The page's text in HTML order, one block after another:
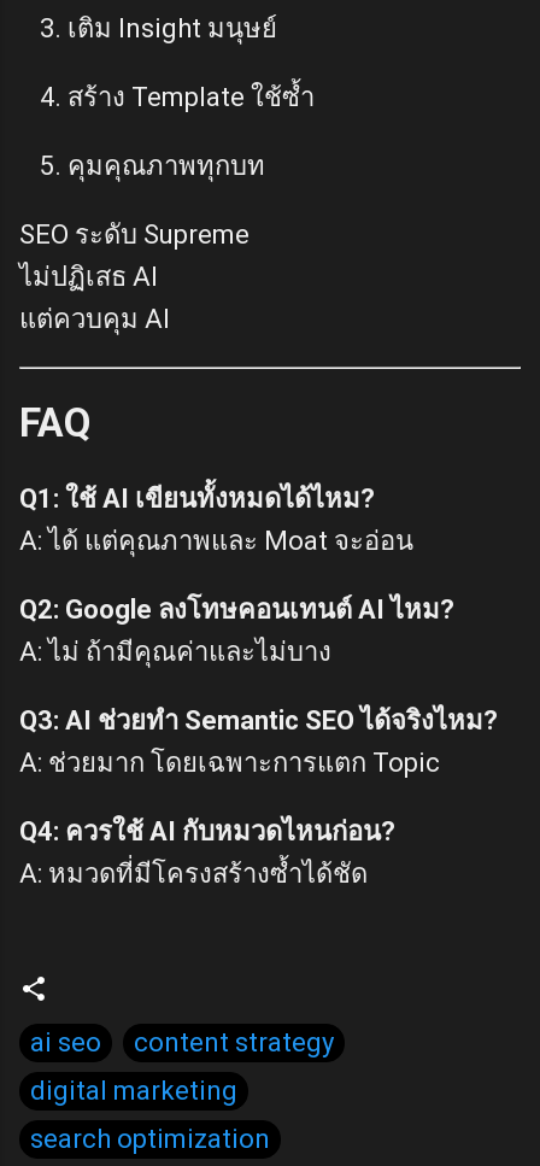
เติม Insight มนุษย์
สร้าง Template ใช้ซ้ำ
คุมคุณภาพทุกบท
SEO ระดับ Supreme
ไม่ปฏิเสธ AI
แต่ควบคุม AI
FAQ
Q1: ใช้ AI เขียนทั้งหมดได้ไหม?
A: ได้ แต่คุณภาพและ Moat จะอ่อน
Q2: Google ลงโทษคอนเทนต์ AI ไหม?
A: ไม่ ถ้ามีคุณค่าและไม่บาง
Q3: AI ช่วยทำ Semantic SEO ได้จริงไหม?
A: ช่วยมาก โดยเฉพาะการแตก Topic
Q4: ควรใช้ AI กับหมวดไหนก่อน?
A: หมวดที่มีโครงสร้างซ้ำได้ชัด
ai seo
content strategy
digital marketing
search optimization